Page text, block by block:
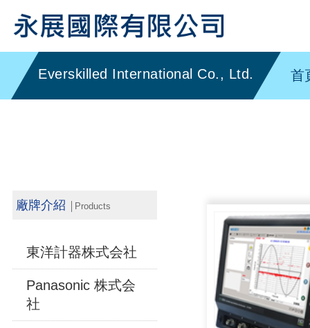
首
廠牌介紹 │Products
東洋計器株式会社
Panasonic 株式会
社